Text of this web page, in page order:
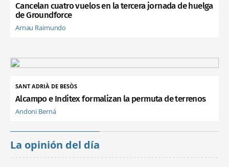
Cancelan cuatro vuelos en la tercera jornada de huelga
de Groundforce
Arnau Raimundo
SANT ADRIÀ DE BESÒS
Alcampo e Inditex formalizan la permuta de terrenos
Andoni Berná
La opinión del día